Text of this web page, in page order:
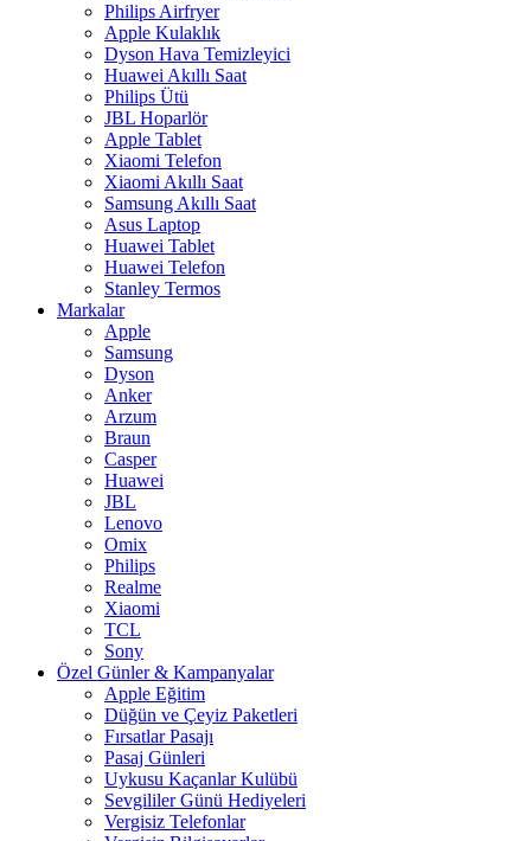
Philips Airfryer
Apple Kulaklık
Dyson Hava Temizleyici
Huawei Akıllı Saat
Philips Ütü
JBL Hoparlör
Apple Tablet
Xiaomi Telefon
Xiaomi Akıllı Saat
Samsung Akıllı Saat
Asus Laptop
Huawei Tablet
Huawei Telefon
Stanley Termos
Markalar
Apple
Samsung
Dyson
Anker
Arzum
Braun
Casper
Huawei
JBL
Lenovo
Omix
Philips
Realme
Xiaomi
TCL
Sony
Özel Günler & Kampanyalar
Apple Eğitim
Düğün ve Çeyiz Paketleri
Fırsatlar Pasajı
Pasaj Günleri
Uykusu Kaçanlar Kulübü
Sevgililer Günü Hediyeleri
Vergisiz Telefonlar